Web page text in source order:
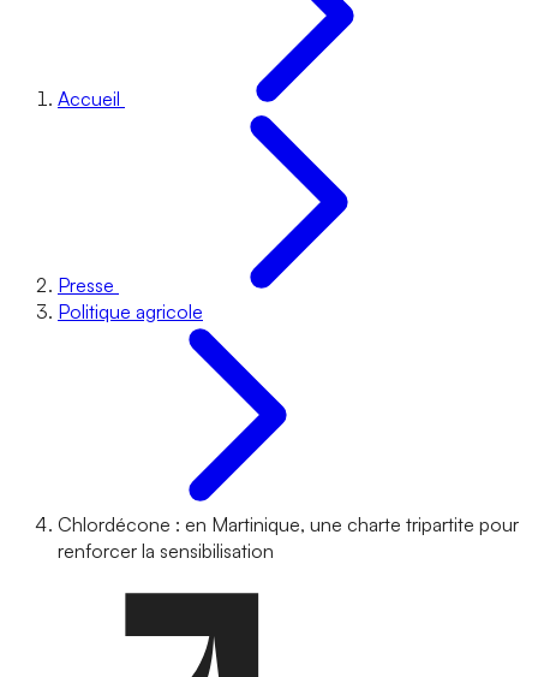
Accueil
Presse
Politique agricole
Chlordécone : en Martinique, une charte tripartite pour
renforcer la sensibilisation